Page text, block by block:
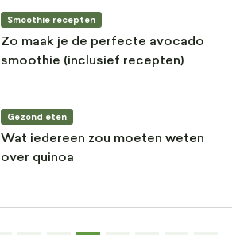
Smoothie recepten
Zo maak je de perfecte avocado
smoothie (inclusief recepten)
Gezond eten
Wat iedereen zou moeten weten
over quinoa